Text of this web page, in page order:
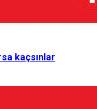
kaçsınlar